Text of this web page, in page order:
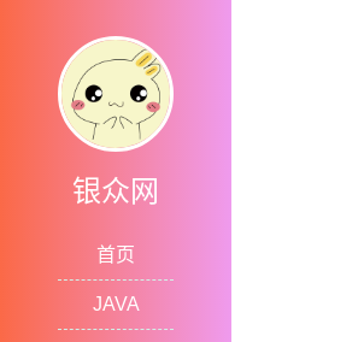
银众网
首页
JAVA